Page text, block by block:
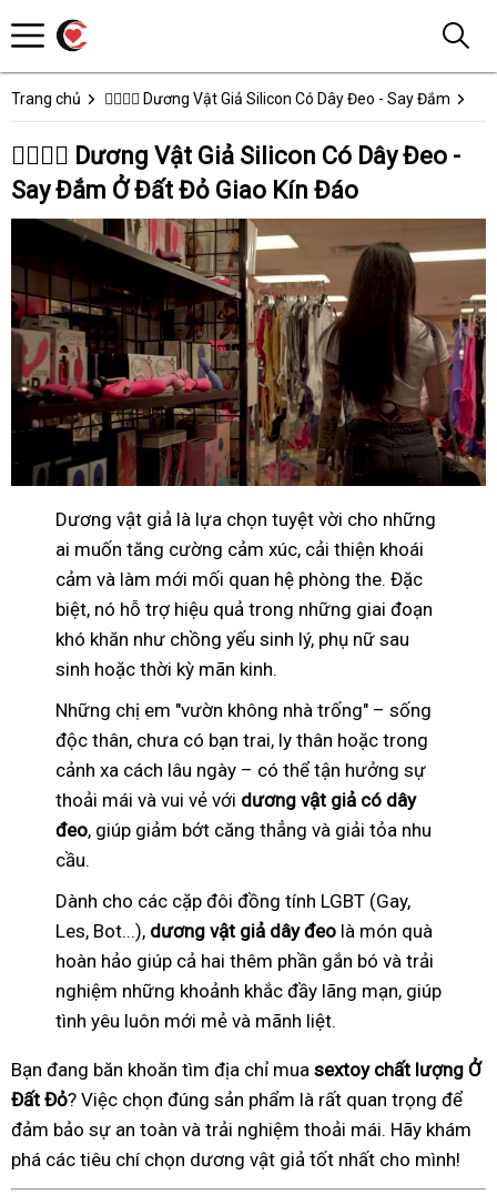
Trang chủ 👩‍❤️‍💋‍👨 Dương Vật Giả Silicon Có Dây Đeo - Say Đắm
👩‍❤️‍💋‍👨 Dương Vật Giả Silicon Có Dây Đeo -
Say Đắm Ở Đất Đỏ Giao Kín Đáo
Dương vật giả là lựa chọn tuyệt vời cho những
ai muốn tăng cường cảm xúc, cải thiện khoái
cảm và làm mới mối quan hệ phòng the. Đặc
biệt, nó hỗ trợ hiệu quả trong những giai đoạn
khó khăn như chồng yếu sinh lý, phụ nữ sau
sinh hoặc thời kỳ mãn kinh.
Những chị em "vườn không nhà trống" – sống
độc thân, chưa có bạn trai, ly thân hoặc trong
cảnh xa cách lâu ngày – có thể tận hưởng sự
thoải mái và vui vẻ với dương vật giả có dây
đeo, giúp giảm bớt căng thẳng và giải tỏa nhu
cầu.
Dành cho các cặp đôi đồng tính LGBT (Gay,
Les, Bot...), dương vật giả dây đeo là món quà
hoàn hảo giúp cả hai thêm phần gắn bó và trải
nghiệm những khoảnh khắc đầy lãng mạn, giúp
tình yêu luôn mới mẻ và mãnh liệt.
Bạn đang băn khoăn tìm địa chỉ mua sextoy chất lượng Ở
Đất Đỏ? Việc chọn đúng sản phẩm là rất quan trọng để
đảm bảo sự an toàn và trải nghiệm thoải mái. Hãy khám
phá các tiêu chí chọn dương vật giả tốt nhất cho mình!